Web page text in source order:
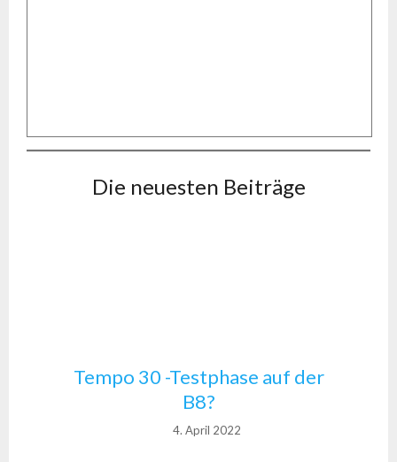
Die neuesten Beiträge
Tempo 30 -Testphase auf der
B8?
4. April 2022